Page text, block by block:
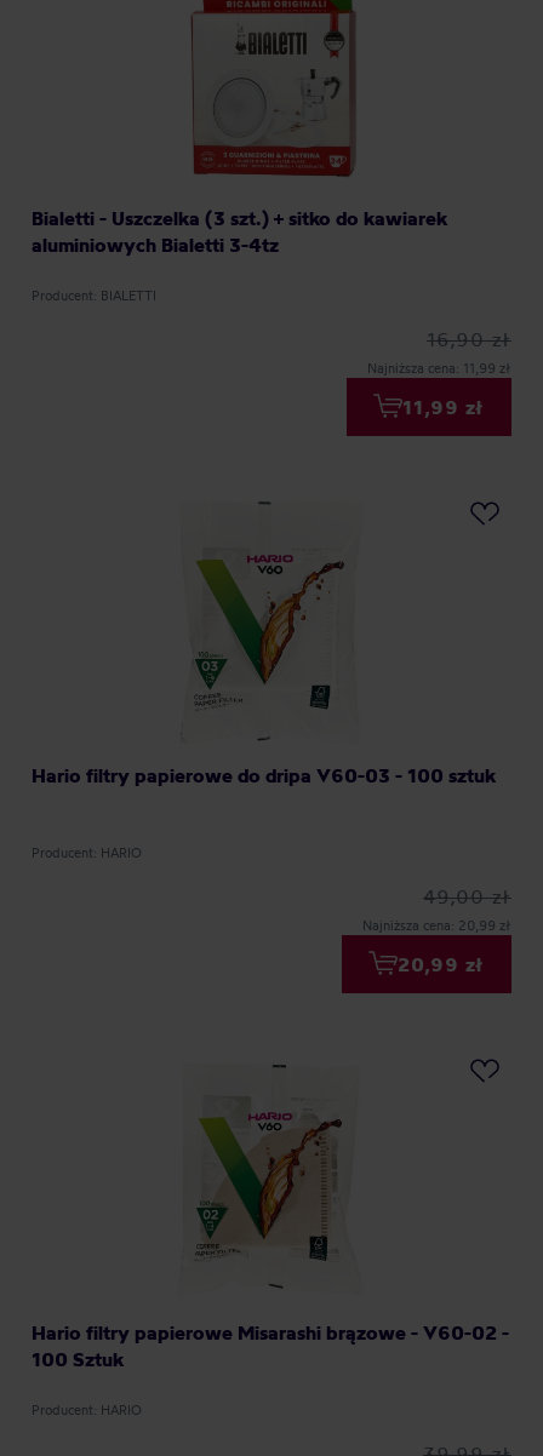
Bialetti - Uszczelka (3 szt.) + sitko do kawiarek
aluminiowych Bialetti 3-4tz
Producent: BIALETTI
16,90 zł
Najniższa cena: 11,99 zł
11,99 zł
Hario filtry papierowe do dripa V60-03 - 100 sztuk
Producent: HARIO
49,00 zł
Najniższa cena: 20,99 zł
20,99 zł
Hario filtry papierowe Misarashi brązowe - V60-02 -
100 Sztuk
Producent: HARIO